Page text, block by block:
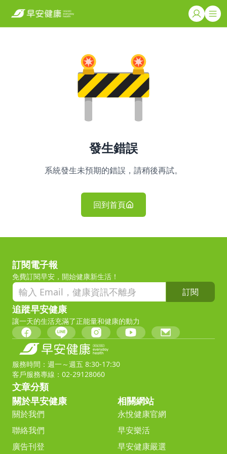
發生錯誤
系統發生未預期的錯誤，請稍後再試。
回到首頁
訂閱電子報
免費訂閱早安，開始健康新生活！
訂閱
追蹤早安健康
讓一天的生活充滿了正能量和健康的動力
服務時間：週一～週五 8:30-17:30
客戶服務專線：02-29128060
文章分類
關於早安健康
關於我們
聯絡我們
廣告刊登
相關網站
永悅健康官網
早安樂活
早安健康嚴選